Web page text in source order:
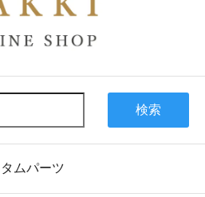
検索
ムパーツ